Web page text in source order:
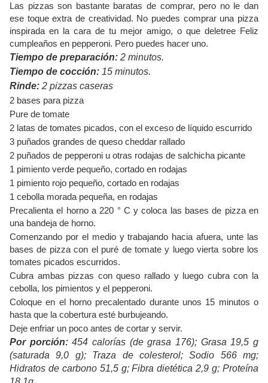
Las pizzas son bastante baratas de comprar, pero no le dan
ese toque extra de creatividad. No puedes comprar una pizza
inspirada en la cara de tu mejor amigo, o que deletree Feliz
cumpleaños en pepperoni. Pero puedes hacer uno.
Tiempo de preparación: 2 minutos.
Tiempo de cocción: 15 minutos.
Rinde: 2 pizzas caseras
2 bases para pizza
Pure de tomate
2 latas de tomates picados, con el exceso de líquido escurrido
3 puñados grandes de queso cheddar rallado
2 puñados de pepperoni u otras rodajas de salchicha picante
1 pimiento verde pequeño, cortado en rodajas
1 pimiento rojo pequeño, cortado en rodajas
1 cebolla morada pequeña, en rodajas
Precalienta el horno a 220 ° C y coloca las bases de pizza en
una bandeja de horno.
Comenzando por el medio y trabajando hacia afuera, unte las
bases de pizza con el puré de tomate y luego vierta sobre los
tomates picados escurridos.
Cubra ambas pizzas con queso rallado y luego cubra con la
cebolla, los pimientos y el pepperoni.
Coloque en el horno precalentado durante unos 15 minutos o
hasta que la cobertura esté burbujeando.
Deje enfriar un poco antes de cortar y servir.
Por porción:454 calorías (de grasa 176); Grasa 19,5 g
(saturada 9,0 g); Traza de colesterol; Sodio 566 mg;
Hidratos de carbono 51,5 g; Fibra dietética 2,9 g; Proteína